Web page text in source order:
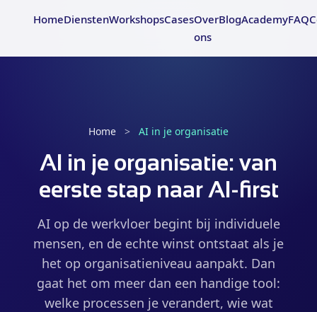
HomeDienstenWorkshopsCasesOver
ons
BlogAcademyFAQ
Home > AI in je organisatie
AI in je organisatie: van
eerste stap naar AI-first
AI op de werkvloer begint bij individuele
mensen, en de echte winst ontstaat als je
het op organisatieniveau aanpakt. Dan
gaat het om meer dan een handige tool:
welke processen je verandert, wie wat